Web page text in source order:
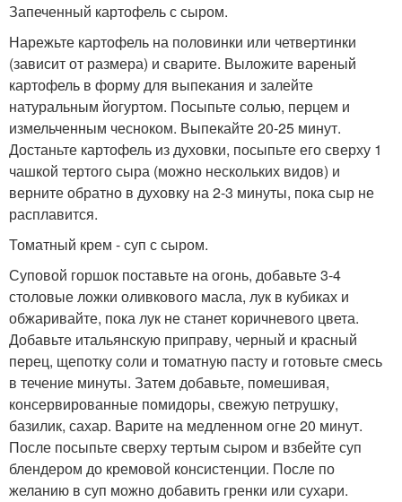
Запеченный картофель с сыром.
Нарежьте картофель на половинки или четвертинки
(зависит от размера) и сварите. Выложите вареный
картофель в форму для выпекания и залейте
натуральным йогуртом. Посыпьте солью, перцем и
измельченным чесноком. Выпекайте 20-25 минут.
Достаньте картофель из духовки, посыпьте его сверху 1
чашкой тертого сыра (можно нескольких видов) и
верните обратно в духовку на 2-3 минуты, пока сыр не
расплавится.
Томатный крем - суп с сыром.
Суповой горшок поставьте на огонь, добавьте 3-4
столовые ложки оливкового масла, лук в кубиках и
обжаривайте, пока лук не станет коричневого цвета.
Добавьте итальянскую приправу, черный и красный
перец, щепотку соли и томатную пасту и готовьте смесь
в течение минуты. Затем добавьте, помешивая,
консервированные помидоры, свежую петрушку,
базилик, сахар. Варите на медленном огне 20 минут.
После посыпьте сверху тертым сыром и взбейте суп
блендером до кремовой консистенции. После по
желанию в суп можно добавить гренки или сухари.